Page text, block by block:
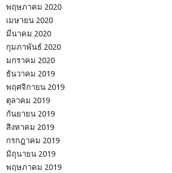
พฤษภาคม 2020
เมษายน 2020
มีนาคม 2020
กุมภาพันธ์ 2020
มกราคม 2020
ธันวาคม 2019
พฤศจิกายน 2019
ตุลาคม 2019
กันยายน 2019
สิงหาคม 2019
กรกฎาคม 2019
มิถุนายน 2019
พฤษภาคม 2019